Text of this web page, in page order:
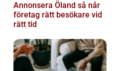
Annonsera Öland så når
företag rätt besökare vid
rätt tid